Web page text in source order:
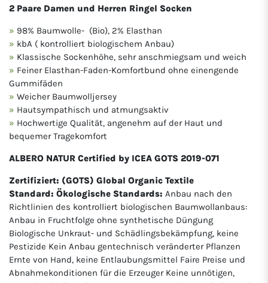
2 Paare Damen und Herren Ringel Socken
98% Baumwolle- (Bio), 2% Elasthan
kbA ( kontrolliert biologischem Anbau)
Klassische Sockenhöhe, sehr anschmiegsam und weich
Feiner Elasthan-Faden-Komfortbund ohne einengende
Gummifäden
Weicher Baumwolljersey
Hautsympathisch und atmungsaktiv
Hochwertige Qualität, angenehm auf der Haut und
bequemer Tragekomfort
ALBERO NATUR Certified by ICEA GOTS 2019-071
Zertifiziert: (GOTS) Global Organic Textile
Standard: Ökologische Standards: Anbau nach den
Richtlinien des kontrolliert biologischen Baumwollanbaus:
Anbau in Fruchtfolge ohne synthetische Düngung
Biologische Unkraut- und Schädlingsbekämpfung, keine
Pestizide Kein Anbau gentechnisch veränderter Pflanzen
Ernte von Hand, keine Entlaubungsmittel Faire Preise und
Abnahmekonditionen für die Erzeuger Keine unnötigen,